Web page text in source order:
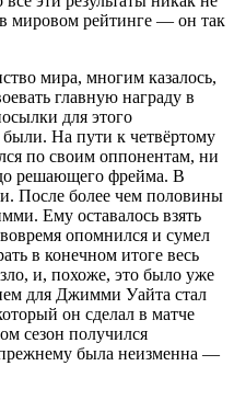
мировом рейтинге — он так
мира, многим казалось,
главную награду в
для этого
были. На пути к четвёртому
по своим оппонентам, ни
решающего фрейма. В
После более чем половины
Ему оставалось взять
опомнился и сумел
в конечном итоге весь
и, похоже, это было уже
для Джимми Уайта стал
он сделал в матче
сезон получился
была неизменна —